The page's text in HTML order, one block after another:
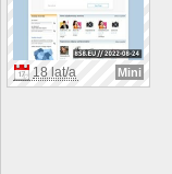
18 lat/a Mini